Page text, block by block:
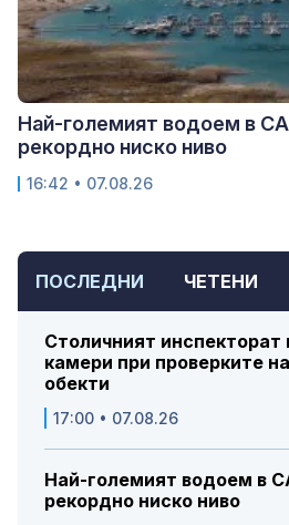
ПОСЛЕДНИ ЧЕТЕНИ
Столичният
камери при проверките
обекти
17:00 • 07.08.26
Най-големият водоем в
рекордно ниско ниво
Най-големият водоем в
рекордно ниско ниво
16:42 • 07.08.26